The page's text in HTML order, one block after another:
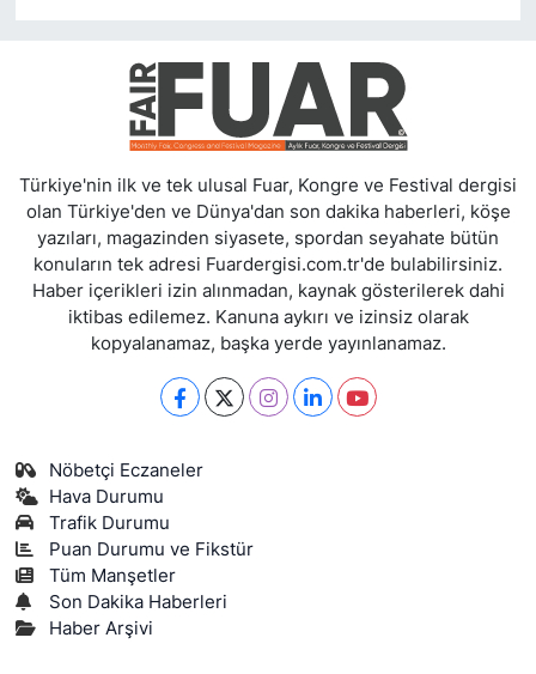
Türkiye'nin ilk ve tek ulusal Fuar, Kongre ve Festival dergisi
olan Türkiye'den ve Dünya'dan son dakika haberleri, köşe
yazıları, magazinden siyasete, spordan seyahate bütün
konuların tek adresi Fuardergisi.com.tr'de bulabilirsiniz.
Haber içerikleri izin alınmadan, kaynak gösterilerek dahi
iktibas edilemez. Kanuna aykırı ve izinsiz olarak
kopyalanamaz, başka yerde yayınlanamaz.
Nöbetçi Eczaneler
Hava Durumu
Trafik Durumu
Puan Durumu ve Fikstür
Tüm Manşetler
Son Dakika Haberleri
Haber Arşivi